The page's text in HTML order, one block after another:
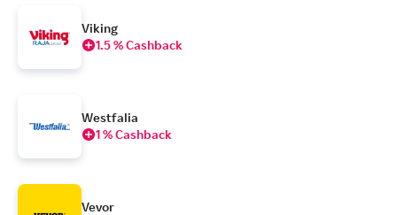
Viking
1.5 % Cashback
Westfalia
1 % Cashback
Vevor